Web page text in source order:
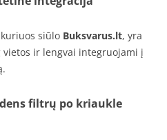
siūlo Buksvarus.lt, yra
ir lengvai integruojami į
filtrų po kriaukle